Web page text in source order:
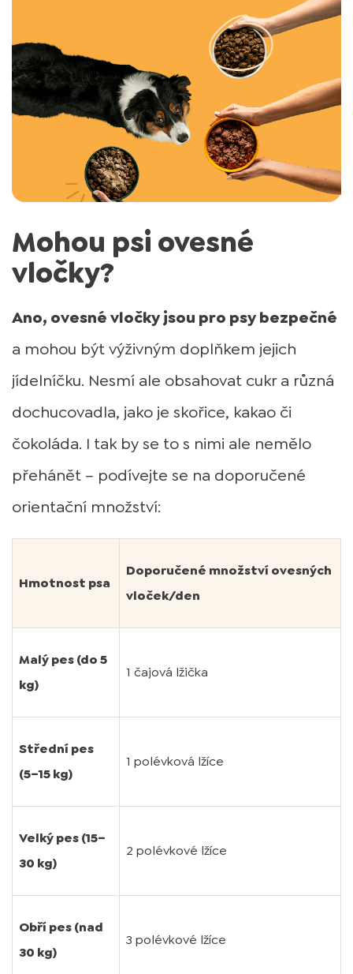
Mohou psi ovesné
vločky?
Ano, ovesné vločky jsou pro psy bezpečné
a mohou být výživným doplňkem jejich
jídelníčku. Nesmí ale obsahovat cukr a různá
dochucovadla, jako je skořice, kakao či
čokoláda. I tak by se to s nimi ale nemělo
přehánět – podívejte se na doporučené
orientační množství:
Hmotnost psa
Doporučené množství ovesných
vloček/den
Malý pes (do 5
kg)
1 čajová lžička
Střední pes
(5–15 kg)
1 polévková lžíce
Velký pes (15–
30 kg)
2 polévkové lžíce
Obří pes (nad
30 kg)
3 polévkové lžíce